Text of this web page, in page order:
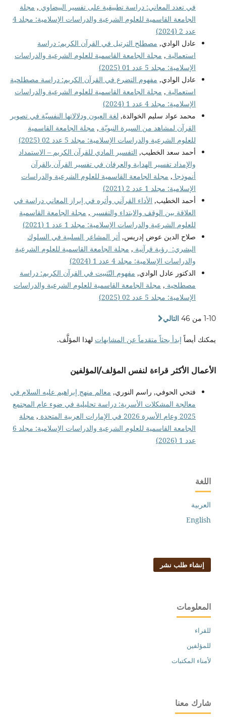
في تعدد المعاني: دراسة تطبيقية على تفسير البيضاوي , مجلة
الجامعة القاسمية للعلوم الشرعية والدراسات الإسلامية: مجلد 4
عدد 2 (2024)
عادل الوادي, مصطلح الترتيل في القرآن الكريم: دراسة
استعمالية , مجلة الجامعة القاسمية للعلوم الشرعية والدراسات
الإسلامية: مجلد 5 عدد 01 (2025)
عادل الوادي, مفهوم التضرع في القرآن الكريم: دراسة مصطلحية
استعمالية , مجلة الجامعة القاسمية للعلوم الشرعية والدراسات
الإسلامية: مجلد 4 عدد 1 (2024)
محمد عواد سليم الخوالدة, لغة العيون ودلالاتها النفسيّة في تصوير
القرآن لمشاهد من السيرة النبويّة , مجلة الجامعة القاسمية
للعلوم الشرعية والدراسات الإسلامية: مجلد 5 عدد 02 (2025)
أحمد سعد الخطيب, التفسير المادي للقرآن الكريم – الاستمداد
والإمداد تفسير الهداية والعرفان في تفسير القرآن بالقرآن
أنموذجا , مجلة الجامعة القاسمية للعلوم الشرعية والدراسات
الإسلامية: مجلد 1 عدد 2 (2021)
أحمد الخطيب, الأداء القرآني وأثره في إبراز المعاني دراسة في
العلاقة بين الوقف والابتداء والتفسير , مجلة الجامعة القاسمية
للعلوم الشرعية والدراسات الإسلامية: مجلد 1 عدد 1 (2021)
صلاح الدين عوض إدريس, أثر المشاعر السلبية في السلوك
البشري: رؤية قرآنية , مجلة الجامعة القاسمية للعلوم الشرعية
والدراسات الإسلامية: مجلد 4 عدد 1 (2024)
الدكتور عادل الوادي, مفهوم التّثبيت في القرآن الكريم: دراسة
مصطلحية , مجلة الجامعة القاسمية للعلوم الشرعية والدراسات
الإسلامية: مجلد 5 عدد 02 (2025)
1-10 من 46 التالي
يمكنك أيضاً إبدأ بحثاً متقدماً عن المشابهات لهذا المؤلَّف.
الأعمال الأكثر قراءة لنفس المؤلف/المؤلفين
فتحي الحوفي, راسم النوري, معالم منهج إبراهيم عليه السلام في
معالجة المشكلات الأسرية: دراسة تحليلية في ضوء عام المجتمع
2025 وعام الأسرة 2026 في الإمارات العربية المتحدة
, مجلة
الجامعة القاسمية للعلوم الشرعية والدراسات الإسلامية: مجلد 6
عدد 1 (2026)
اللغة
العربية
English
إنشاء طلب نشر
المعلومات
للقراء
للمؤلفين
لأمناء المكتبات
شارك معنا